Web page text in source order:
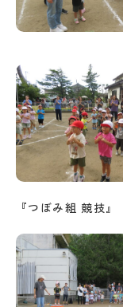
『つぼみ組 競技』